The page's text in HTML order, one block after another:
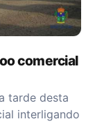
comercial
tarde desta
interligando